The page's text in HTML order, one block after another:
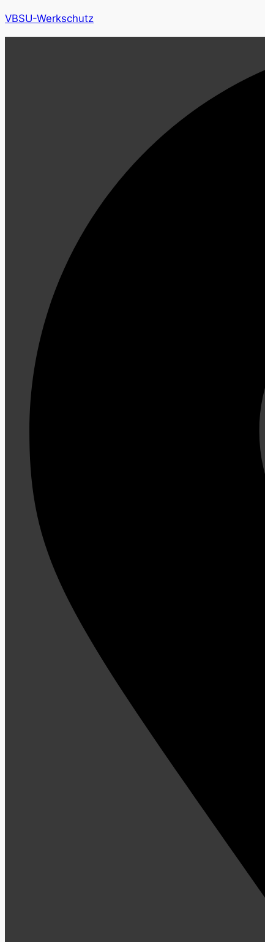
VBSU-Werkschutz